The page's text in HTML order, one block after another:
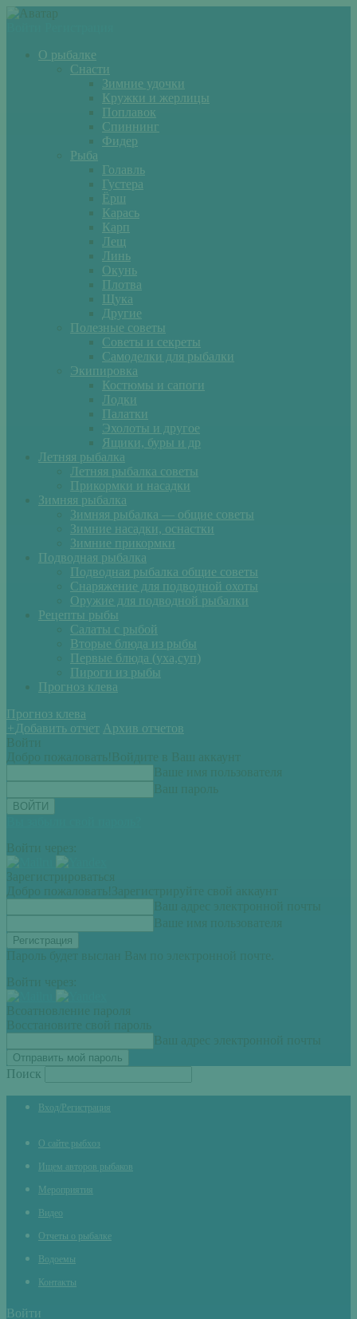
О рыбалке
Снасти
Зимние удочки
Кружки и жерлицы
Поплавок
Спиннинг
Фидер
Рыба
Голавль
Густера
Ёрш
Карась
Карп
Лещ
Линь
Окунь
Плотва
Щука
Другие
Полезные советы
Советы и секреты
Самоделки для рыбалки
Экипировка
Костюмы и сапоги
Лодки
Палатки
Эхолоты и другое
Ящики, буры и др
Летняя рыбалка
Летняя рыбалка советы
Прикормки и насадки
Зимняя рыбалка
Зимняя рыбалка — общие советы
Зимние насадки, оснастки
Зимние прикормки
Подводная рыбалка
Подводная рыбалка общие советы
Снаряжение для подводной охоты
Оружие для подводной рыбалки
Рецепты рыбы
Салаты с рыбой
Вторые блюда из рыбы
Первые блюда (уха,суп)
Пироги из рыбы
Прогноз клева
Прогноз клева
+ Добавить отчет Архив отчетов
Войти
Добро пожаловать! Войдите в Ваш аккаунт
Ваше имя пользователя
Ваш пароль
Войти через:
Зарегистрироваться
Добро пожаловать! Зарегистрируйте свой аккаунт
Ваш адрес электронной почты
Ваше имя пользователя
Пароль будет выслан Вам по электронной почте.
Войти через:
Всоатновление пароля
Восстановите свой пароль
Ваш адрес электронной почты
Поиск
Вход/Регистрация
О сайте рыбхоз
Ищем авторов рыбаков
Мероприятия
Видео
Отчеты о рыбалке
Водоемы
Контакты
Войти